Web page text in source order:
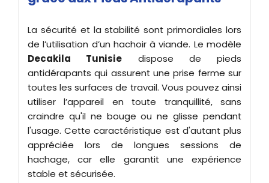
La sécurité et la stabilité sont primordiales lors
de l’utilisation d’un hachoir à viande. Le modèle
Decakila Tunisie dispose de pieds
antidérapants qui assurent une prise ferme sur
toutes les surfaces de travail. Vous pouvez ainsi
utiliser l’appareil en toute tranquillité, sans
craindre qu'il ne bouge ou ne glisse pendant
l'usage. Cette caractéristique est d'autant plus
appréciée lors de longues sessions de
hachage, car elle garantit une expérience
stable et sécurisée.